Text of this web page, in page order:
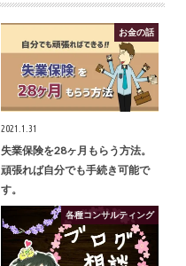
お金の話
2021.1.31
失業保険を28ヶ月もらう方法。
頑張れば自分でも手続き可能で
す。
各種コンサルティング